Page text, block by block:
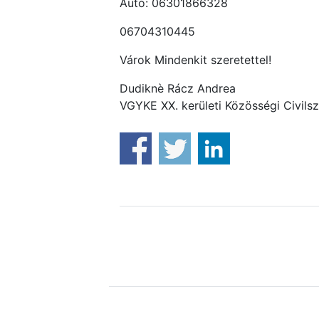
Autó: 06301866328
06704310445
Várok Mindenkit szeretettel!
Dudiknè Rácz Andrea
VGYKE XX. kerületi Közösségi